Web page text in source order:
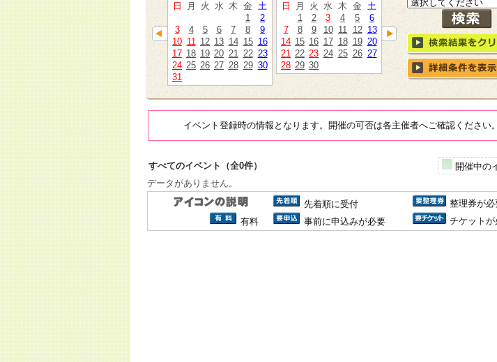
日
月 火 水 木 金 土
1
2
3
4 5 6 7 8
9
10 11 12 13 14 15 16
17 18 19 20 21 22 23
24 25 26 27 28 29 30
31
日
月 火 水 木 金 土
1
2 3 4 5
6
7
8 9 10 11 12 13
14 15 16 17 18 19 20
21 22 23 24 25 26 27
28 29 30
イベント登録時の情報となります。開催の可否は各主催者へご確認ください。
すべてのイベント（全0件）
開催中の
データがありません。
先着順に受付
整理券が必
有料
事前に申込みが必要 チケットが